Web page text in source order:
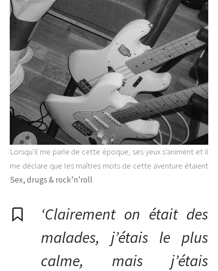
Lorsqu’il me parle de cette époque, ses yeux s’animent et il
me déclare que les maîtres mots de cette aventure étaient
Sex, drugs & rock’n’roll.
‘Clairement on était des
malades, j’étais le plus
calme, mais j’étais